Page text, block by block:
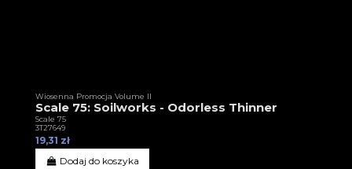
Wiosenna Promocja Volume II
Scale 75: Soilworks - Odorless Thinner
Scale 75
3T27649
19,31 zł
Dodaj do koszyka